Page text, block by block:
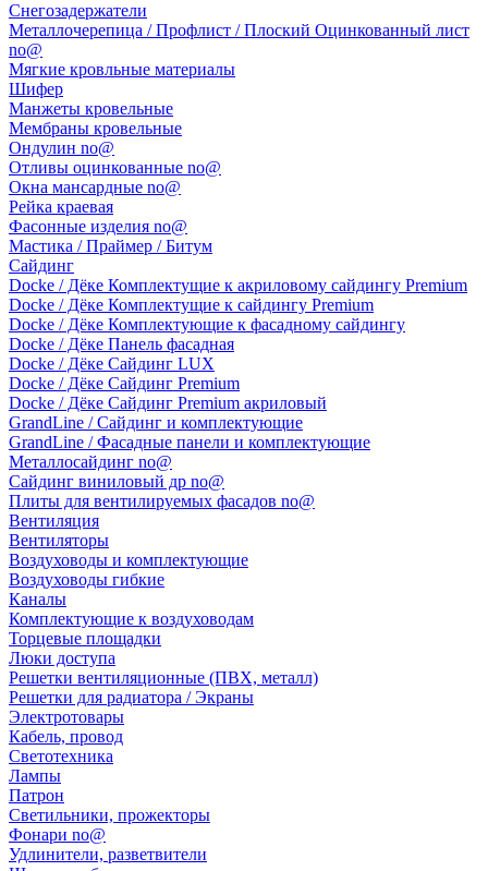
Снегозадержатели
Металлочерепица / Профлист / Плоский Оцинкованный лист
no@
Мягкие кровльные материалы
Шифер
Манжеты кровельные
Мембраны кровельные
Ондулин no@
Отливы оцинкованные no@
Окна мансардные no@
Рейка краевая
Фасонные изделия no@
Мастика / Праймер / Битум
Сайдинг
Docke / Дёке Комплектущие к акриловому сайдингу Premium
Docke / Дёке Комплектущие к сайдингу Premium
Docke / Дёке Комплектующие к фасадному сайдингу
Docke / Дёке Панель фасадная
Docke / Дёке Сайдинг LUX
Docke / Дёке Сайдинг Premium
Docke / Дёке Сайдинг Premium акриловый
GrandLine / Сайдинг и комплектующие
GrandLine / Фасадные панели и комплектующие
Металлосайдинг no@
Сайдинг виниловый др no@
Плиты для вентилируемых фасадов no@
Вентиляция
Вентиляторы
Воздуховоды и комплектующие
Воздуховоды гибкие
Каналы
Комплектующие к воздуховодам
Торцевые площадки
Люки доступа
Решетки вентиляционные (ПВХ, металл)
Решетки для радиатора / Экраны
Электротовары
Кабель, провод
Светотехника
Лампы
Патрон
Светильники, прожекторы
Фонари no@
Удлинители, разветвители